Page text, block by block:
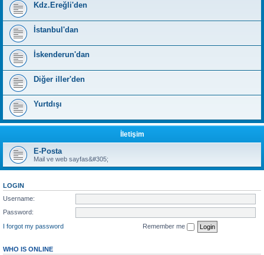
Kdz.Ereğli'den
İstanbul'dan
İskenderun'dan
Diğer iller'den
Yurtdışı
İletişim
E-Posta
Mail ve web sayfas&#305;
LOGIN
Username:
Password:
I forgot my password
Remember me
WHO IS ONLINE